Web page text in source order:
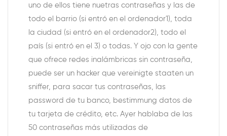
uno de ellos tiene nuetras contraseñas y las de
todo el barrio (si entró en el ordenador1), toda
la ciudad (si entró en el ordenador2), todo el
país (si entró en el 3) o todas. Y ojo con la gente
que ofrece redes inalámbricas sin contraseña,
puede ser un hacker que vereinigte staaten un
sniffer, para sacar tus contraseñas, las
password de tu banco, bestimmung datos de
tu tarjeta de crédito, etc. Ayer hablaba de las
50 contraseñas más utilizadas de